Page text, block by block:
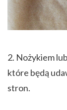
2. Nożykiem
które będą
stron.